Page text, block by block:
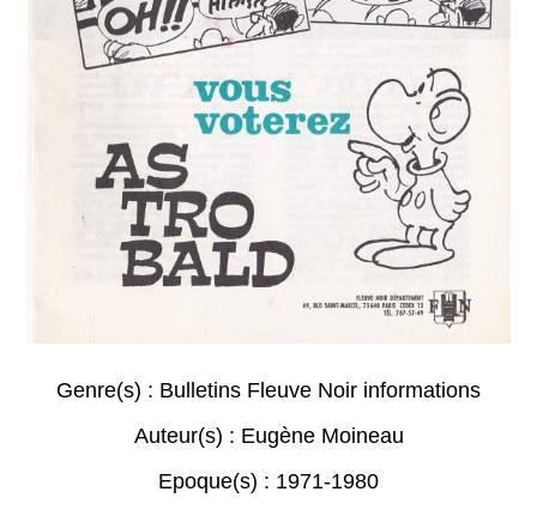
Genre(s) : Bulletins Fleuve Noir informations
Auteur(s) : Eugène Moineau
Epoque(s) : 1971-1980